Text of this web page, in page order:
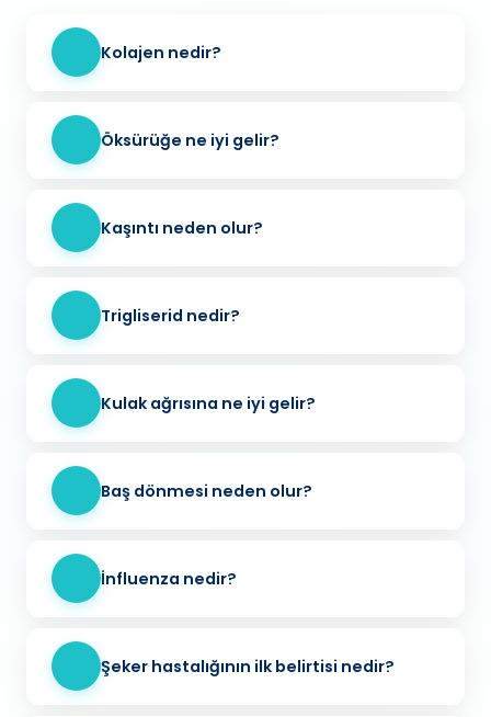
Kolajen nedir?
Öksürüğe ne iyi gelir?
Kaşıntı neden olur?
Trigliserid nedir?
Kulak ağrısına ne iyi gelir?
Baş dönmesi neden olur?
İnfluenza nedir?
Şeker hastalığının ilk belirtisi nedir?